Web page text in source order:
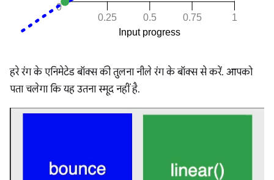
हरे रंग के एनिमेटेड बॉक्स की तुलना नीले रंग के बॉक्स से करें. आपको
पता चलेगा कि यह उतना स्मूद नहीं है.